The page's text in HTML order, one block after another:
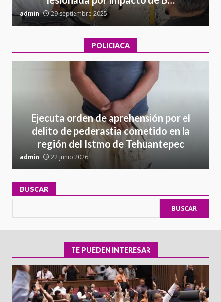
admin 29 septiembre 2025
POLICIACA
Ejecuta orden de aprehensión por el
delito de pederastia cometido en la
región del Istmo de Tehuantepec
admin 22 junio 2026
BUSCAR
BUSCAR
TE PUEDEN INTERESAR